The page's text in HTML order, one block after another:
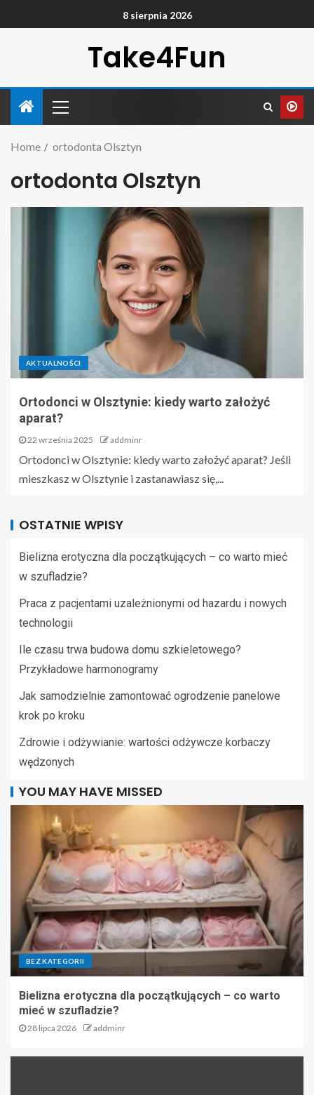
8 sierpnia 2026
Take4Fun
Home ortodonta Olsztyn
ortodonta Olsztyn
AKTUALNOŚCI
Ortodonci w Olsztynie: kiedy warto założyć
aparat?
22 września 2025 addminr
Ortodonci w Olsztynie: kiedy warto założyć aparat? Jeśli
mieszkasz w Olsztynie i zastanawiasz się,...
OSTATNIE WPISY
Bielizna erotyczna dla początkujących – co warto mieć
w szufladzie?
Praca z pacjentami uzależnionymi od hazardu i nowych
technologii
Ile czasu trwa budowa domu szkieletowego?
Przykładowe harmonogramy
Jak samodzielnie zamontować ogrodzenie panelowe
krok po kroku
Zdrowie i odżywianie: wartości odżywcze korbaczy
wędzonych
YOU MAY HAVE MISSED
BEZ KATEGORII
Bielizna erotyczna dla początkujących – co warto
mieć w szufladzie?
28 lipca 2026 addminr